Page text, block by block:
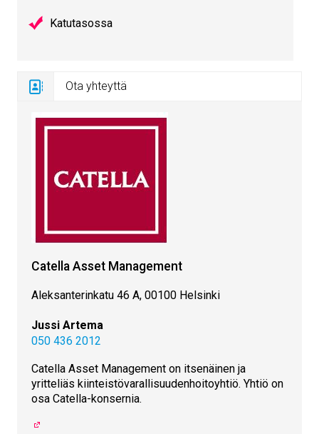
Katutasossa
Ota yhteyttä
Catella Asset Management
Aleksanterinkatu 46 A, 00100 Helsinki
Jussi Artema
050 436 2012
Catella Asset Management on itsenäinen ja
yritteliäs kiinteistövarallisuudenhoitoyhtiö. Yhtiö on
osa Catella-konsernia.